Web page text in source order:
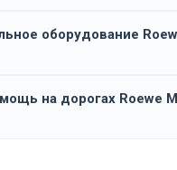
оборудование
на дорогах Roewe